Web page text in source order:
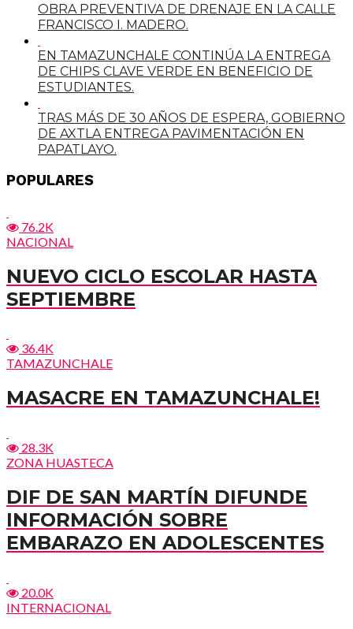
OBRA PREVENTIVA DE DRENAJE EN LA CALLE
FRANCISCO I. MADERO.
EN TAMAZUNCHALE CONTINÚA LA ENTREGA
DE CHIPS CLAVE VERDE EN BENEFICIO DE
ESTUDIANTES.
TRAS MÁS DE 30 AÑOS DE ESPERA, GOBIERNO
DE AXTLA ENTREGA PAVIMENTACIÓN EN
PAPATLAYO.
POPULARES
76.2K
NACIONAL
NUEVO CICLO ESCOLAR HASTA
SEPTIEMBRE
36.4K
TAMAZUNCHALE
MASACRE EN TAMAZUNCHALE!
28.3K
ZONA HUASTECA
DIF DE SAN MARTÍN DIFUNDE
INFORMACIÓN SOBRE
EMBARAZO EN ADOLESCENTES
20.0K
INTERNACIONAL